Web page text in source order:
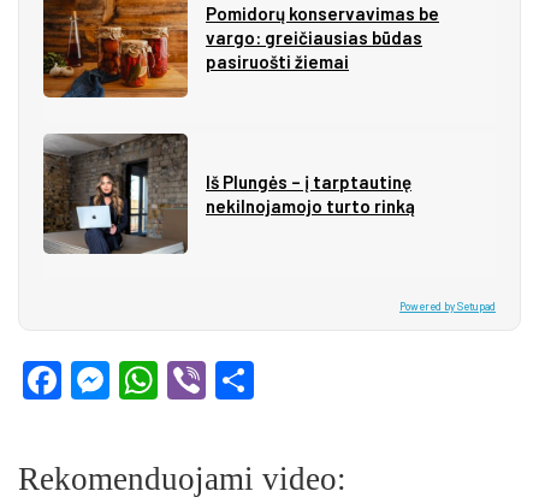
Pomidorų konservavimas be
vargo: greičiausias būdas
pasiruošti žiemai
Iš Plungės – į tarptautinę
nekilnojamojo turto rinką
Powered by Setupad
Facebook
Messenger
WhatsApp
Viber
Rekomenduojami video: